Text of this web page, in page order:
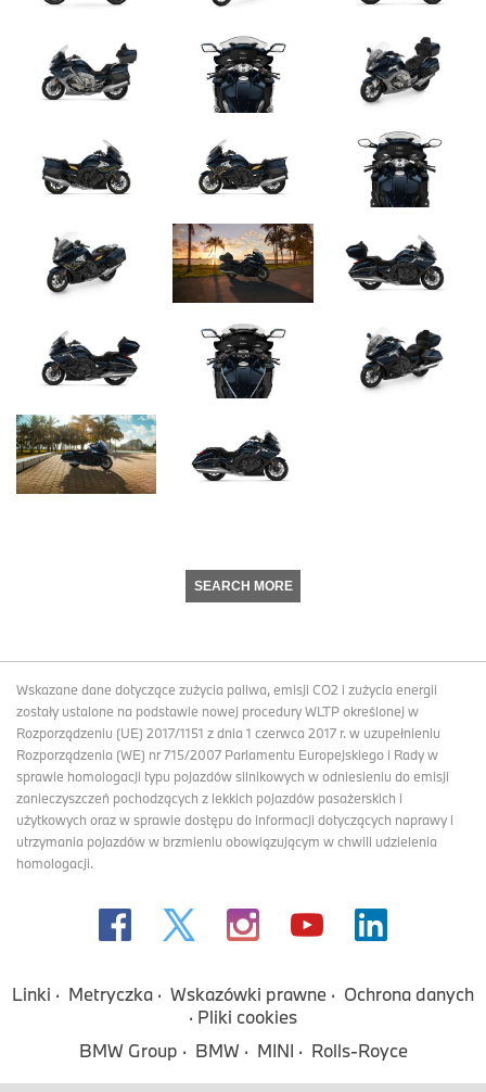
SEARCH MORE
Wskazane dane dotyczące zużycia paliwa, emisji CO2 i zużycia energii
zostały ustalone na podstawie nowej procedury WLTP określonej w
Rozporządzeniu (UE) 2017/1151 z dnia 1 czerwca 2017 r. w uzupełnieniu
Rozporządzenia (WE) nr 715/2007 Parlamentu Europejskiego i Rady w
sprawie homologacji typu pojazdów silnikowych w odniesieniu do emisji
zanieczyszczeń pochodzących z lekkich pojazdów pasażerskich i
użytkowych oraz w sprawie dostępu do informacji dotyczących naprawy i
utrzymania pojazdów w brzmieniu obowiązującym w chwili udzielenia
homologacji.
Linki Metryczka Wskazówki prawne
Ochrona danych
Pliki cookies
BMW Group
BMW MINI Rolls-Royce